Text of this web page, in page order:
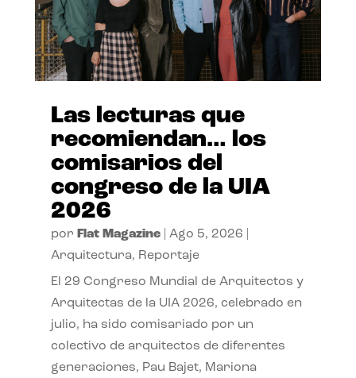
Las lecturas que
recomiendan… los
comisarios del
congreso de la UIA
2026
por Flat Magazine| Ago 5, 2026
Arquitectura, Reportaje
El 29 Congreso Mundial de Arquitectos y
Arquitectas de la UIA 2026, celebrado en
julio, ha sido comisariado por un
colectivo de arquitectos de diferentes
generaciones, Pau Bajet, Mariona